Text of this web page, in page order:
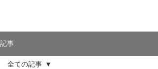
記事
全ての記事